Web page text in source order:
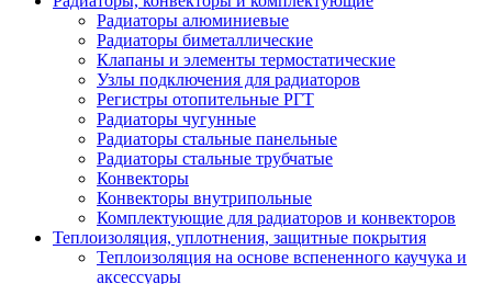
Радиаторы алюминиевые
Радиаторы биметаллические
Клапаны и элементы термостатические
Узлы подключения для радиаторов
Регистры отопительные РГТ
Радиаторы чугунные
Радиаторы стальные панельные
Радиаторы стальные трубчатые
Конвекторы
Конвекторы внутрипольные
Комплектующие для радиаторов и конвекторов
Теплоизоляция, уплотнения, защитные покрытия
Теплоизоляция на основе вспененного каучука и
аксессуары